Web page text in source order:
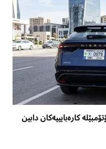
کارەبایییەکان دابین